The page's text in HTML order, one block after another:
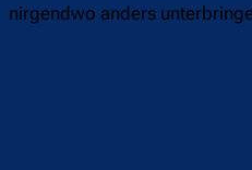
nirgendwo anders